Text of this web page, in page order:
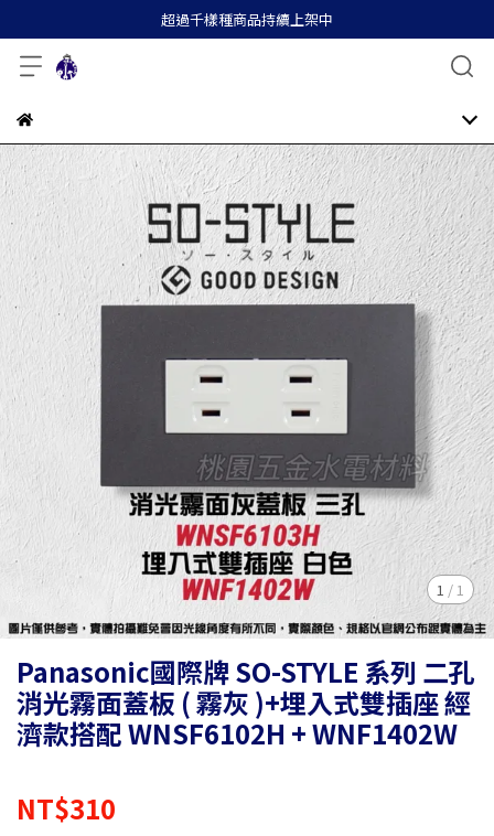
超過千樣種商品持續上架中
1 / 1
Panasonic國際牌 SO-STYLE 系列 二孔
消光霧面蓋板 ( 霧灰 )+埋入式雙插座 經
濟款搭配 WNSF6102H + WNF1402W
NT$310